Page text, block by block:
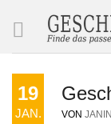
19
JAN. VON